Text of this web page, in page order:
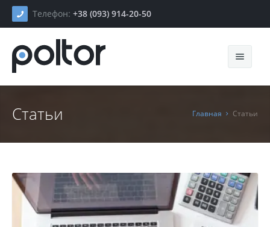
Телефон: +38 (093) 914-20-50
Статьи Главная Статьи